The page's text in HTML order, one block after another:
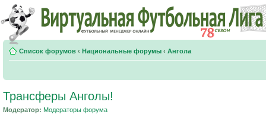
Список форумов ‹ Национальные форумы ‹ Ангола
Трансферы Анголы!
Модератор: Модераторы форума